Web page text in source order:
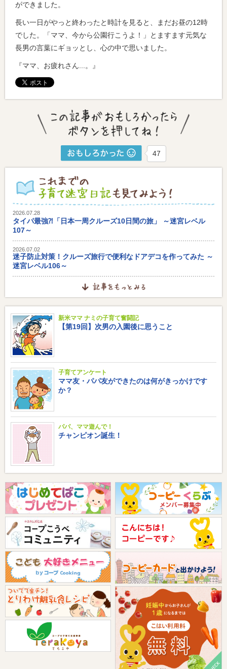
ができました。
長い一日がやっと終わったと時計を見ると、まだお昼の12時
でした。「ママ、今から公園行こうよ！」とますます元気な
長男の言葉にギョッとし、心の中で思いました。
『ママ、お疲れさん...。』
47
2026.07.28
タイパ最強⁈「日本一周クルーズ10日間の旅」 ～迷宮レベル
107～
2026.07.02
迷子防止対策！クルーズ旅行で便利なドアデコを作ってみた ～
迷宮レベル106～
新米ママ ナミの子育て奮闘記
【第19回】次男の入園後に思うこと
子育てアンケート
ママ友・パパ友ができたのは何がきっかけです
か？
パパ、ママ遊んで！
チャンピオン誕生！